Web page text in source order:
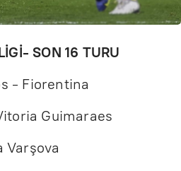
SON 16 TURU
- Fiorentina
Guimaraes
Varşova